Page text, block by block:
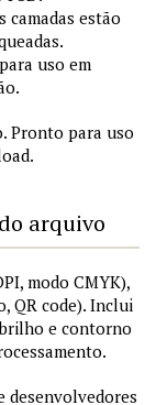
camadas estão
uso em
Pronto para uso
arquivo
modo CMYK),
QR code). Inclui
e contorno
desenvolvedores